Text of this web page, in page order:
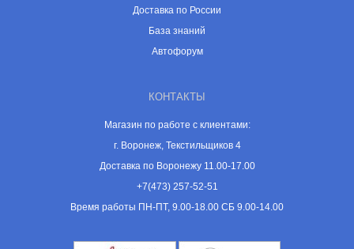
Доставка по России
База знаний
Автофорум
КОНТАКТЫ
Магазин по работе с клиентами:
г. Воронеж, Текстильщиков 4
Доставка по Воронежу 11.00-17.00
+7(473) 257-52-51
Время работы ПН-ПТ, 9.00-18.00 СБ 9.00-14.00